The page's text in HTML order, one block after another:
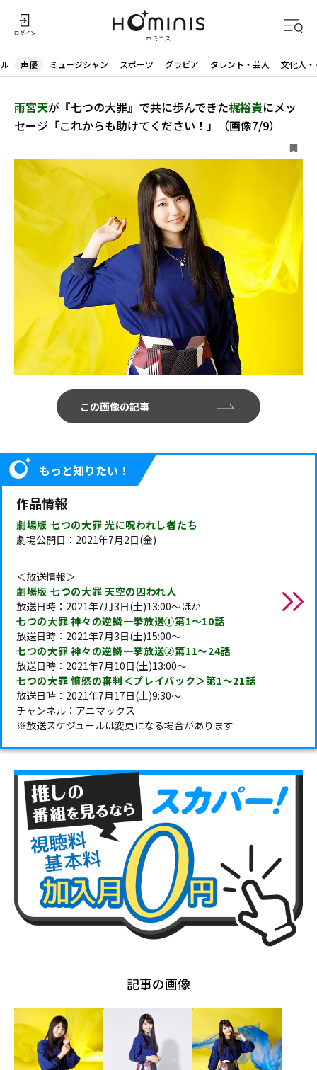
声優 ミュージシャン スポーツ グラビア タレント・芸人 文化人
雨宮天が『七つの大罪』で共に歩んできた梶裕貴にメッ
セージ「これからも助けてください！」（画像7/9）
この画像の記事
もっと知りたい！
作品情報
劇場版 七つの大罪 光に呪われし者たち
劇場公開日：2021年7月2日(金)
＜放送情報＞
劇場版 七つの大罪 天空の囚われ人
放送日時：2021年7月3日(土)13:00～ほか
七つの大罪 神々の逆鱗一挙放送①第1～10話
放送日時：2021年7月3日(土)15:00～
七つの大罪 神々の逆鱗一挙放送②第11～24話
放送日時：2021年7月10日(土)13:00～
七つの大罪 憤怒の審判＜プレイバック＞第1～21話
放送日時：2021年7月17日(土)9:30～
チャンネル：アニマックス
※放送スケジュールは変更になる場合があります
記事の画像